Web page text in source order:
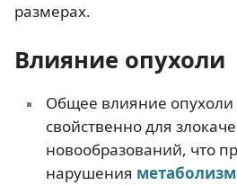
размерах.
Влияние опухоли
Общее влияние опухоли
свойственно для
новообразований, что
нарушения